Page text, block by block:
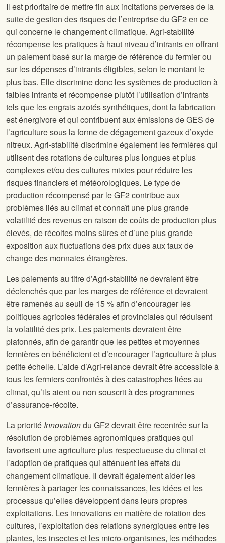
Il est prioritaire de mettre fin aux incitations perverses de la
suite de gestion des risques de l’entreprise du GF2 en ce
qui concerne le changement climatique. Agri-stabilité
récompense les pratiques à haut niveau d’intrants en offrant
un paiement basé sur la marge de référence du fermier ou
sur les dépenses d’intrants éligibles, selon le montant le
plus bas. Elle discrimine donc les systèmes de production à
faibles intrants et récompense plutôt l’utilisation d’intrants
tels que les engrais azotés synthétiques, dont la fabrication
est énergivore et qui contribuent aux émissions de GES de
l’agriculture sous la forme de dégagement gazeux d’oxyde
nitreux. Agri-stabilité discrimine également les fermières qui
utilisent des rotations de cultures plus longues et plus
complexes et/ou des cultures mixtes pour réduire les
risques financiers et météorologiques. Le type de
production récompensé par le GF2 contribue aux
problèmes liés au climat et connaît une plus grande
volatilité des revenus en raison de coûts de production plus
élevés, de récoltes moins sûres et d’une plus grande
exposition aux fluctuations des prix dues aux taux de
change des monnaies étrangères.
Les paiements au titre d’Agri-stabilité ne devraient être
déclenchés que par les marges de référence et devraient
être ramenés au seuil de 15 % afin d’encourager les
politiques agricoles fédérales et provinciales qui réduisent
la volatilité des prix. Les paiements devraient être
plafonnés, afin de garantir que les petites et moyennes
fermières en bénéficient et d’encourager l’agriculture à plus
petite échelle. L’aide d’Agri-relance devrait être accessible à
tous les fermiers confrontés à des catastrophes liées au
climat, qu’ils aient ou non souscrit à des programmes
d’assurance-récolte.
La priorité Innovationdu GF2 devrait être recentrée sur la
résolution de problèmes agronomiques pratiques qui
favorisent une agriculture plus respectueuse du climat et
l’adoption de pratiques qui atténuent les effets du
changement climatique. Il devrait également aider les
fermières à partager les connaissances, les idées et les
processus qu’elles développent dans leurs propres
exploitations. Les innovations en matière de rotation des
cultures, l’exploitation des relations synergiques entre les
plantes, les insectes et les micro-organismes, les méthodes